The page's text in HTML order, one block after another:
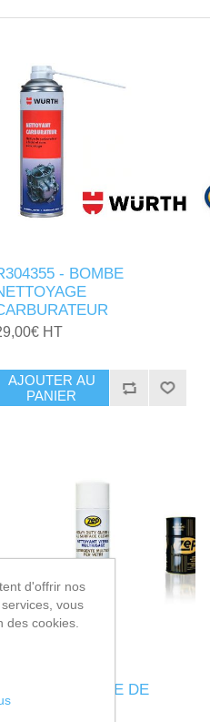
- BOMBE
HT
AJOUTER AU
PANIER
- BOMBE DE
d'offrir nos
vous
des cookies.